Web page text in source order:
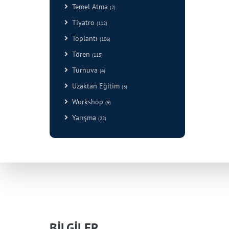
Temel Atma (2)
Tiyatro (112)
Toplantı (106)
Tören (115)
Turnuva (4)
Uzaktan Eğitim (3)
Workshop (9)
Yarışma (22)